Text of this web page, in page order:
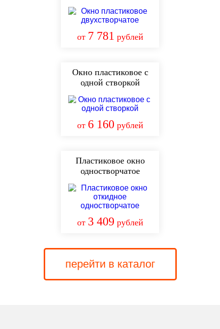
от 7 781 рублей
Окно пластиковое с
одной створкой
от 6 160 рублей
Пластиковое окно
одностворчатое
от 3 409 рублей
перейти в каталог